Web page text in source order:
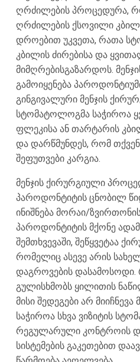
ღრძილების პროცედურა,
ღრძილების ქსოვილი
დროებით უკვეთა, რათა
კბილის ძირებისა და
მიმღრებისგაზარდოს.
გამოიყენება
გინგივალური მენჯის
სტომატოლოგმა საჭიროა
ფლეკისა ან თარტარის
და დარწმუნდეს, რომ
შეფუთვები კარგია.
მენჯის ქირურგიული
პაროდონტიტის ცნობილ
ინიშნება მორაი/
პაროდონტიტის მქონე
შემთხვევაში, შეწყვეტაა
რომელიც ასევე არის
დაგროვების დასამოსოდი.
გულისხმობს ყილითის
მისი შედეგები არ
საჭიროა სხვა ვიზიტის
რეგულარული კონტროის
სისტემების გაკეთებით